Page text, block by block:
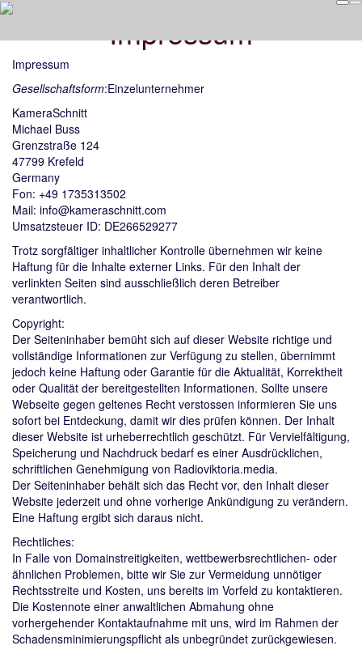
Impressum
Impressum
Gesellschaftsform:Einzelunternehmer
KameraSchnitt
Michael Buss
Grenzstraße 124
47799 Krefeld
Germany
Fon: +49 1735313502
Mail: info@kameraschnitt.com
Umsatzsteuer ID: DE266529277
Trotz sorgfältiger inhaltlicher Kontrolle übernehmen wir keine
Haftung für die Inhalte externer Links. Für den Inhalt der
verlinkten Seiten sind ausschließlich deren Betreiber
verantwortlich.
Copyright:
Der Seiteninhaber bemüht sich auf dieser Website richtige und
vollständige Informationen zur Verfügung zu stellen, übernimmt
jedoch keine Haftung oder Garantie für die Aktualität, Korrektheit
oder Qualität der bereitgestellten Informationen. Sollte unsere
Webseite gegen geltenes Recht verstossen informieren Sie uns
sofort bei Entdeckung, damit wir dies prüfen können. Der Inhalt
dieser Website ist urheberrechtlich geschützt. Für Vervielfältigung,
Speicherung und Nachdruck bedarf es einer Ausdrücklichen,
schriftlichen Genehmigung von Radioviktoria.media.
Der Seiteninhaber behält sich das Recht vor, den Inhalt dieser
Website jederzeit und ohne vorherige Ankündigung zu verändern.
Eine Haftung ergibt sich daraus nicht.
Rechtliches:
In Falle von Domainstreitigkeiten, wettbewerbsrechtlichen- oder
ähnlichen Problemen, bitte wir Sie zur Vermeidung unnötiger
Rechtsstreite und Kosten, uns bereits im Vorfeld zu kontaktieren.
Die Kostennote einer anwaltlichen Abmahung ohne
vorhergehender Kontaktaufnahme mit uns, wird im Rahmen der
Schadensminimierungspflicht als unbegründet zurückgewiesen.